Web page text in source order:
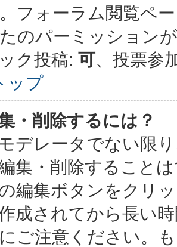
フォーラム閲覧ペ
のパーミッション
ク投稿: 可、投票参
ップ
・削除するには？
デレータでない限
集・削除すること
編集ボタンをクリ
成されてから長い
ご注意ください。